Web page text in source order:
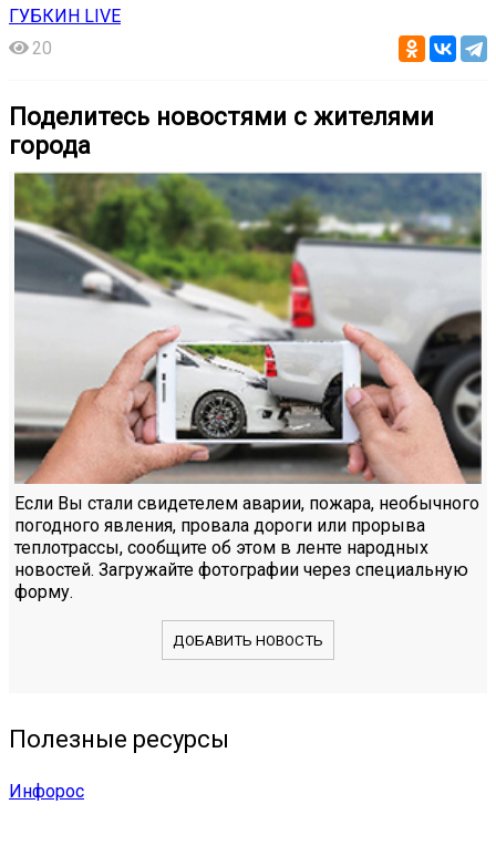
ГУБКИН LIVE
20
Поделитесь новостями с жителями
города
Если Вы стали свидетелем аварии, пожара, необычного
погодного явления, провала дороги или прорыва
теплотрассы, сообщите об этом в ленте народных
новостей. Загружайте фотографии через специальную
форму.
ДОБАВИТЬ НОВОСТЬ
Полезные ресурсы
Инфорос